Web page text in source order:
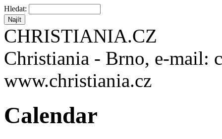
Hledat:
CHRISTIANIA.CZ
Christiania - Brno, e-mail:
www.christiania.cz
Calendar